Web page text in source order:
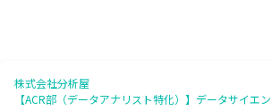
株式会社分析屋
【ACR部（データアナリスト特化）】データサイエ